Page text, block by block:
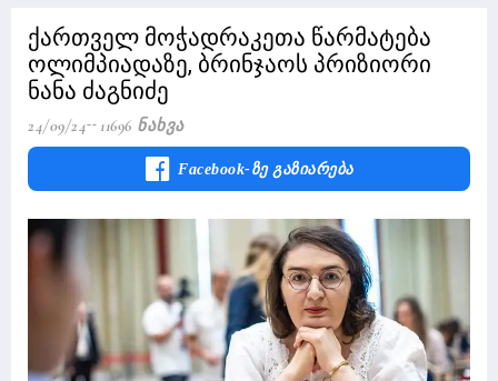
ქართველ მოჭადრაკეთა წარმატება
ოლიმპიადაზე, ბრინჯაოს პრიზიორი
ნანა ძაგნიძე
24/09/24 11696 Ნახვა
Facebook-Ზე Გაზიარება